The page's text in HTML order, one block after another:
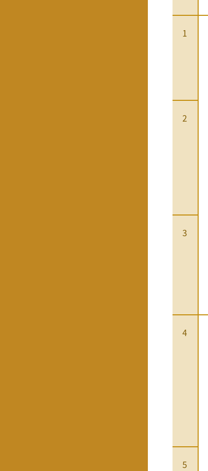
1
2
3
4
5